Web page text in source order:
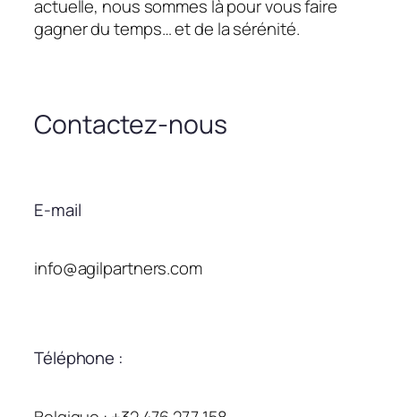
actuelle, nous sommes là pour vous faire
gagner du temps… et de la sérénité.
Contactez-nous
E-mail
info@agilpartners.com
Téléphone :